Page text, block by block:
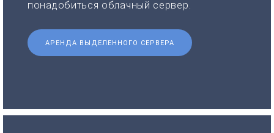
понадобиться облачный сервер.
АРЕНДА ВЫДЕЛЕННОГО СЕРВЕРА